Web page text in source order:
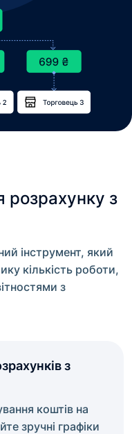
розрахунку з
інструмент, який
кількість роботи,
з
з
коштів на
зручні графіки